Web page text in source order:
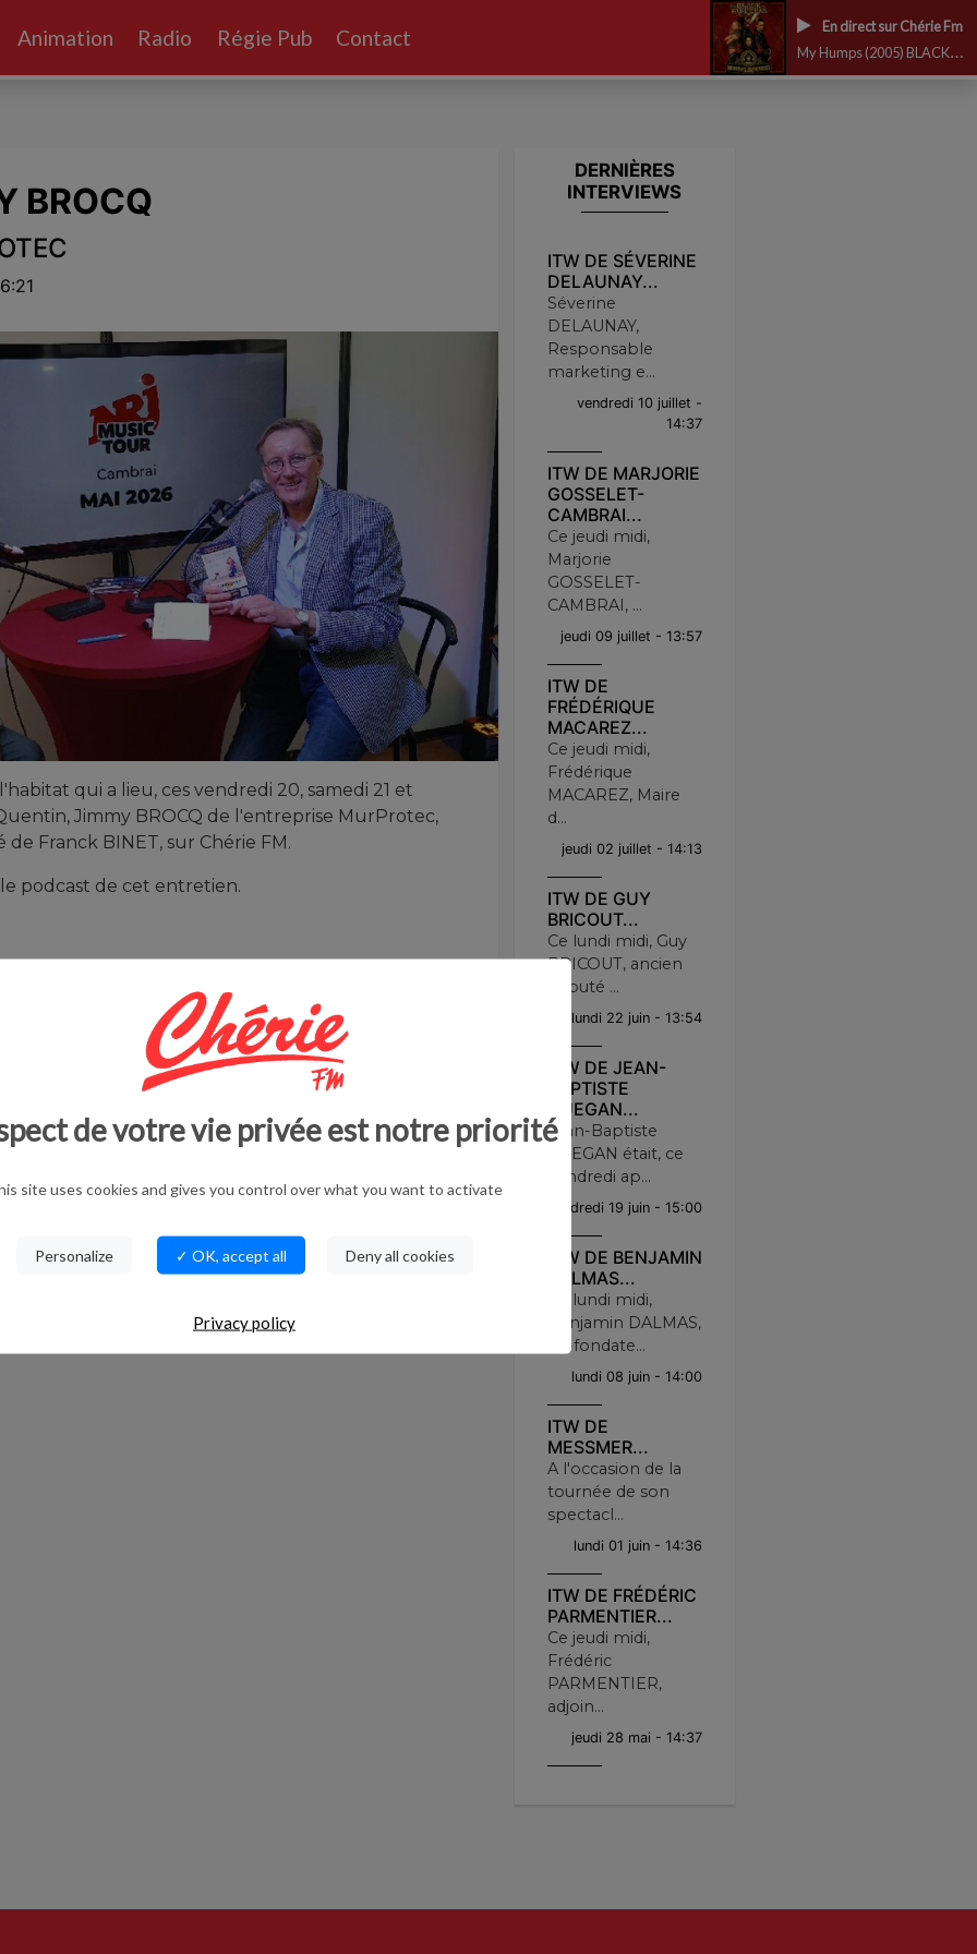
Animation Radio Régie Pub Contact
En direct sur Chérie Fm
My Humps (2005) BLACK EYED PEAS
BROCQ
qui a lieu, ces vendredi 20, samedi 21 et
Jimmy BROCQ de l'entreprise MurProtec,
de Franck BINET, sur Chérie FM.
le podcast de cet entretien.
DERNIÈRES
INTERVIEWS
ITW DE SÉVERINE
DELAUNAY...
Séverine
DELAUNAY,
Responsable
marketing e...
vendredi 10 juillet -
14:37
ITW DE MARJORIE
GOSSELET-
CAMBRAI...
Ce jeudi midi,
Marjorie
GOSSELET-
CAMBRAI, ...
jeudi 09 juillet - 13:57
ITW DE
FRÉDÉRIQUE
MACAREZ...
Ce jeudi midi,
Frédérique
MACAREZ, Maire
d...
jeudi 02 juillet - 14:13
ITW DE GUY
BRICOUT...
Ce lundi midi, Guy
BRICOUT, ancien
député ...
lundi 22 juin - 13:54
ITW DE JEAN-
BAPTISTE
GUEGAN...
Jean-Baptiste
GUEGAN était, ce
vendredi ap...
vendredi 19 juin - 15:00
ITW DE BENJAMIN
DALMAS...
Ce lundi midi,
Benjamin DALMAS,
co-fondate...
lundi 08 juin - 14:00
ITW DE
MESSMER...
A l'occasion de la
tournée de son
spectacl...
lundi 01 juin - 14:36
ITW DE FRÉDÉRIC
PARMENTIER...
Ce jeudi midi,
Frédéric
PARMENTIER,
adjoin...
jeudi 28 mai - 14:37
de votre vie privée est notre priorité
site uses cookies and gives you control over what you want to activate
Personalize ✓ OK, accept all Deny all cookies
Privacy policy